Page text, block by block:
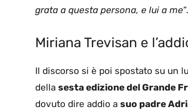
grata a questa persona, e lui a me“.
Miriana Trevisan e
Il discorso si è poi spostato su un
della sesta edizione del Grande
dovuto dire addio a suo padre